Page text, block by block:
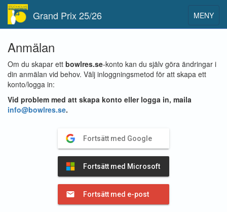
MENY
Grand Prix 25/26
Anmälan
Om du skapar ett bowlres.se-konto kan du själv göra ändringar i
din anmälan vid behov. Välj inloggningsmetod för att skapa ett
konto/logga in:
Vid problem med att skapa konto eller logga in, maila
info@bowlres.se.
Fortsätt med Google
Fortsätt med Microsoft
Fortsätt med e-post